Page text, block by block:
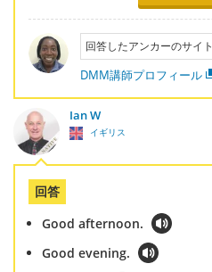
回答したアンカーのサイト
DMM講師プロフィール
Ian W
イギリス
回答
Good afternoon.
Good evening.